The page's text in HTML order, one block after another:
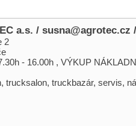
a.s. / susna@agrotec.cz
2
- 16.00h , VÝKUP
trucksalon, truckbazár, servis,